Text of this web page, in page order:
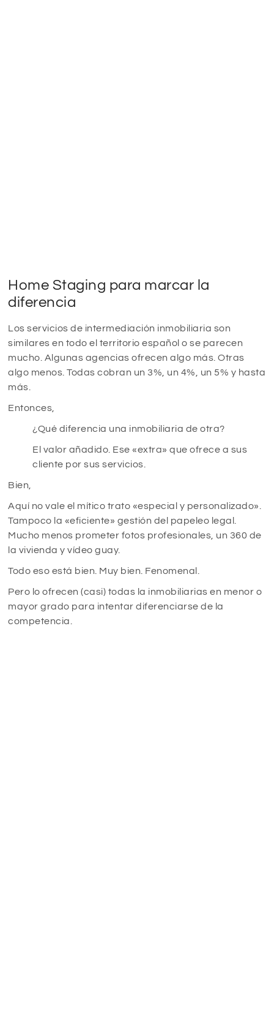
Home Staging para marcar la
diferencia
Los servicios de intermediación inmobiliaria son
similares en todo el territorio español o se parecen
mucho. Algunas agencias ofrecen algo más. Otras
algo menos. Todas cobran un 3%, un 4%, un 5% y hasta
más.
Entonces,
¿Qué diferencia una inmobiliaria de otra?
El valor añadido. Ese «extra» que ofrece a sus
cliente por sus servicios.
Bien,
Aquí no vale el mítico trato «especial y personalizado».
Tampoco la «eficiente» gestión del papeleo legal.
Mucho menos prometer fotos profesionales, un 360 de
la vivienda y vídeo guay.
Todo eso está bien. Muy bien. Fenomenal.
Pero lo ofrecen (casi) todas la inmobiliarias en menor o
mayor grado para intentar diferenciarse de la
competencia.